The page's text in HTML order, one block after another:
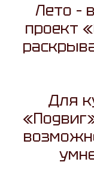
Лето –
проект
Для